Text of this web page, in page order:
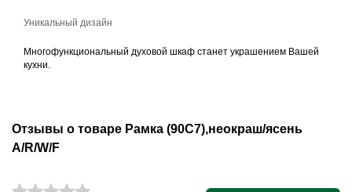
Уникальный дизайн
Многофункциональный духовой шкаф станет украшением Вашей
кухни.
Отзывы о товаре Рамка (90С7),неокраш/ясень
A/R/W/F